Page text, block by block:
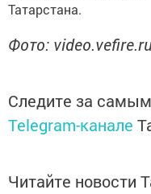
Татарстана.
Фото:
Следите за
Telegram-канале
Читайте новости